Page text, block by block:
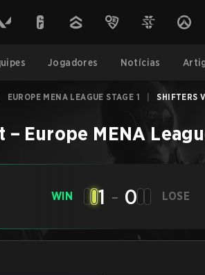
Jogadores Notícias
EUROPE MENA LEAGUE STAGE 1 SHIFTERS
– Europe MENA
WIN 1 - 0 LOSE